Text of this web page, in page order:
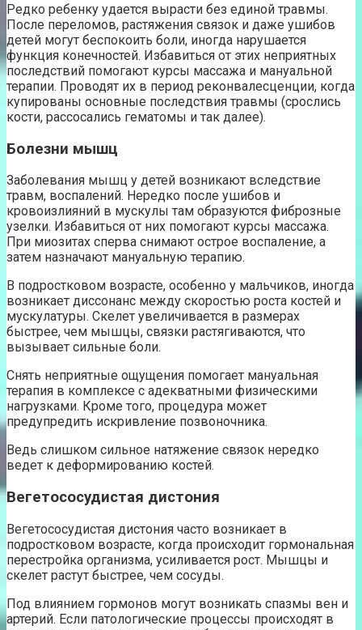
Редко ребенку удается вырасти без единой травмы.
После переломов, растяжения связок и даже ушибов
детей могут беспокоить боли, иногда нарушается
функция конечностей. Избавиться от этих неприятных
последствий помогают курсы массажа и мануальной
терапии. Проводят их в период реконвалесценции, когда
купированы основные последствия травмы (срослись
кости, рассосались гематомы и так далее).
Болезни мышц
Заболевания мышц у детей возникают вследствие
травм, воспалений. Нередко после ушибов и
кровоизлияний в мускулы там образуются фиброзные
узелки. Избавиться от них помогают курсы массажа.
При миозитах сперва снимают острое воспаление, а
затем назначают мануальную терапию.
В подростковом возрасте, особенно у мальчиков, иногда
возникает диссонанс между скоростью роста костей и
мускулатуры. Скелет увеличивается в размерах
быстрее, чем мышцы, связки растягиваются, что
вызывает сильные боли.
Снять неприятные ощущения помогает мануальная
терапия в комплексе с адекватными физическими
нагрузками. Кроме того, процедура может
предупредить искривление позвоночника.
Ведь слишком сильное натяжение связок нередко
ведет к деформированию костей.
Вегетососудистая дистония
Вегетососудистая дистония часто возникает в
подростковом возрасте, когда происходит гормональная
перестройка организма, усиливается рост. Мышцы и
скелет растут быстрее, чем сосуды.
Под влиянием гормонов могут возникать спазмы вен и
артерий. Если патологические процессы происходят в